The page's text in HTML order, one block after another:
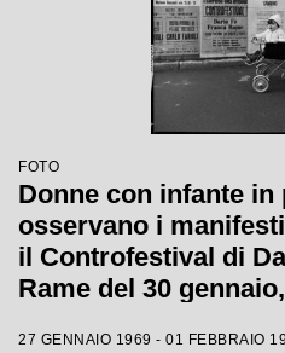
FOTO
Donne con infante in
osservano i
il Controfestival di
Rame del 30
27 GENNAIO 1969 - 01 FEBBRAIO